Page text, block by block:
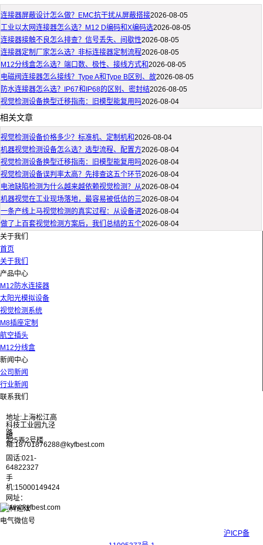
连接器屏蔽设计怎么做？EMC抗干扰从屏蔽搭接2026-08-05
工业以太网连接器怎么选？M12 D编码和X编码选2026-08-05
连接器接触不良怎么排查？信号丢失、间歇性2026-08-05
连接器定制厂家怎么选？非标连接器定制流程2026-08-05
M12分线盒怎么选？端口数、极性、接线方式和2026-08-05
电磁阀连接器怎么接线？Type A和Type B区别、故2026-08-05
防水连接器怎么选？IP67和IP68的区别、密封结2026-08-05
视觉检测设备换型迁移指南：旧模型能复用吗2026-08-04
相关文章
视觉检测设备价格多少？标准机、定制机和2026-08-04
机器视觉检测设备怎么选？选型流程、配置方2026-08-04
视觉检测设备换型迁移指南：旧模型能复用吗2026-08-04
视觉检测设备误判率太高？先排查这五个环节2026-08-04
电池缺陷检测为什么越来越依赖视觉检测？从2026-08-04
机器视觉在工业现场落地，最容易被低估的三2026-08-04
一条产线上马视觉检测的真实过程：从设备进2026-08-04
做了上百套视觉检测方案后，我们总结的五个2026-08-04
关于我们
首页
关于我们
产品中心
M12防水连接器
太阳光模拟设备
视觉检测系统
M8插座定制
航空插头
M12分线盒
新闻中心
公司新闻
行业新闻
联系我们
地址:上海松江高
科技工业园九泾
路
325弄2号楼
邮
箱:18701876288@kyfbest.com
固话:021-
64822327
手
机:15000149424
网址：
www.kyfbest.com
沪ICP备